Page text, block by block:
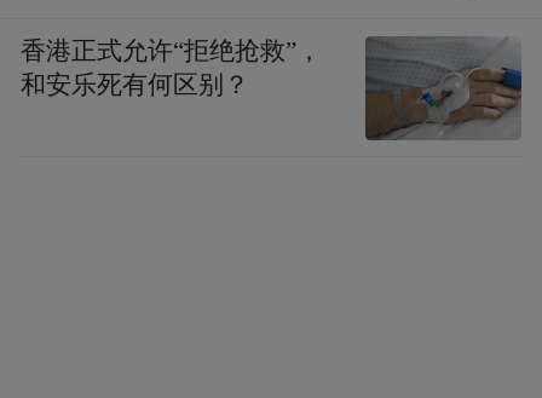
香港正式允许“拒绝抢救”，
和安乐死有何区别？